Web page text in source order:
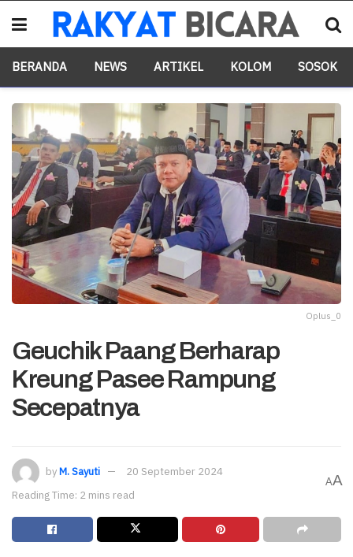
BERANDA NEWS ARTIKEL KOLOM SOSOK
Oplus_0
Geuchik Paang Berharap
Kreung Pasee Rampung
Secepatnya
byM. Sayuti
20 September 2024
Reading Time: 2 mins read
AA